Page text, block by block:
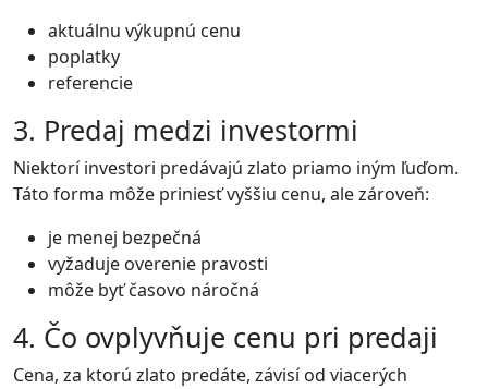
aktuálnu výkupnú cenu
poplatky
referencie
3. Predaj medzi investormi
Niektorí investori predávajú zlato priamo iným ľuďom.
Táto forma môže priniesť vyššiu cenu, ale zároveň:
je menej bezpečná
vyžaduje overenie pravosti
môže byť časovo náročná
4. Čo ovplyvňuje cenu pri predaji
Cena, za ktorú zlato predáte, závisí od viacerých